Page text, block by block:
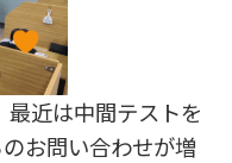
#塾 #個別指導 #
近は中間テストを
お問い合わせが増